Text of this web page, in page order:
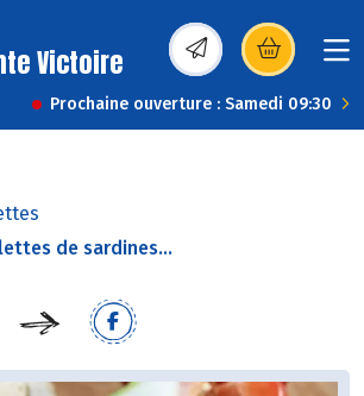
Victoire (s’ouvre dans une
Prochaine ouverture : Samedi 09:30
de sardines...